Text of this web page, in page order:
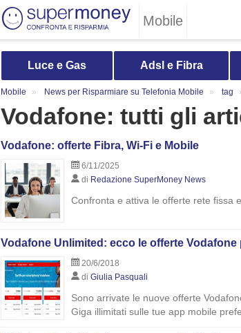
Mobile
Luce e Gas Adsl e Fibra
Mobile News per Risparmiare su Telefonia Mobile tag
Vodafone: tutti gli
Vodafone: offerte Fibra, Wi-Fi e Mobile
6/11/2025
di Redazione SuperMoney News
Confronta e attiva le offerte rete fissa
Vodafone Unlimited: ecco le offerte Vodafone
20/6/2018
di Giulia Pasquali
Sono arrivate le nuove offerte
Giga illimitati sulle tue app mobile